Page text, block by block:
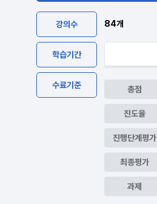
강의수 84개
학습기간
수료기준 총점
진도율
진행단계평가
최종평가
과제